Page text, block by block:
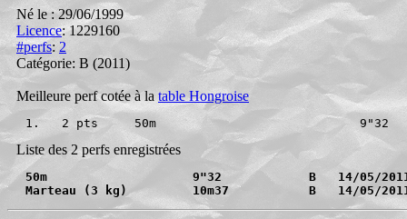
Né le : 29/06/1999
Licence: 1229160
#perfs: 2
Catégorie: B (2011)
Meilleure perf cotée à la table Hongroise
1.   2 pts     50m                            9"32
Liste des 2 perfs enregistrées
50m                    9"32            B   14/05/2011
Marteau (3 kg)         10m37           B   14/05/